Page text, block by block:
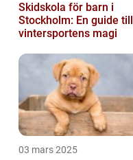
Skidskola för barn i
Stockholm: En guide till
vintersportens magi
03 mars 2025